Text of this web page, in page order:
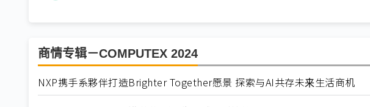
商情专辑－COMPUTEX 2024
NXP携手系夥伴打造Brighter Together愿景 探索与AI共存未来生活商机